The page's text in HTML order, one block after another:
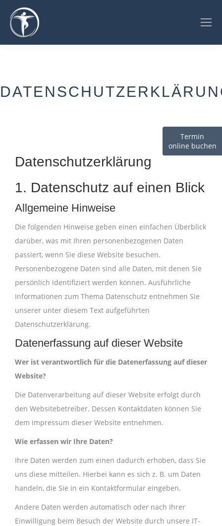
Datenschutz­erklärung
1. Datenschutz auf einen Blick
Allgemeine Hinweise
Die folgenden Hinweise geben einen einfachen Überblick
darüber, was mit Ihren personenbezogenen Daten
passiert, wenn Sie diese Website besuchen.
Personenbezogene Daten sind alle Daten, mit denen Sie
persönlich identifiziert werden können. Ausführliche
Informationen zum Thema Datenschutz entnehmen Sie
unserer unter diesem Text aufgeführten
Datenschutzerklärung.
Datenerfassung auf dieser Website
Wer ist verantwortlich für die Datenerfassung auf dieser
Website?
Die Datenverarbeitung auf dieser Website erfolgt durch
den Websitebetreiber. Dessen Kontaktdaten können Sie
dem Impressum dieser Website entnehmen.
Wie erfassen wir Ihre Daten?
Ihre Daten werden zum einen dadurch erhoben, dass Sie
uns diese mitteilen. Hierbei kann es sich z. B. um Daten
handeln, die Sie in ein Kontaktformular eingeben.
Andere Daten werden automatisch oder nach Ihrer
Einwilligung beim Besuch der Website durch unsere IT-
Termin
online buchen